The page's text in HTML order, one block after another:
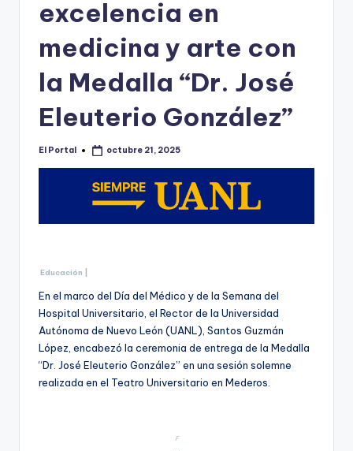
rr
excelencia en
medicina y arte con
la Medalla “Dr. José
Eleuterio González”
Publicado
El Portal octubre 21, 2025
Educación |
En el marco del Día del Médico y de la Semana del
Hospital Universitario, el Rector de la Universidad
Autónoma de Nuevo León (UANL), Santos Guzmán
López, encabezó la ceremonia de entrega de la Medalla
“Dr. José Eleuterio González” en una sesión solemne
realizada en el Teatro Universitario en Mederos.
F